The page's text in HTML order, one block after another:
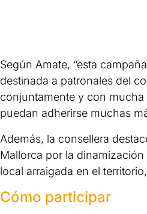
Según Amate, “esta
destinada a patronales del
conjuntamente y con
puedan adherirse muchas
Además, la consellera
Mallorca por la
local arraigada en el
Cómo participar